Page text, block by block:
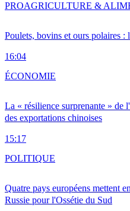
Poulets, bovins et ours polaires :
16:04
PROAGRICULTURE &
La « résilience surprenante » de
des exportations chinoises
15:17
ÉCONOMIE
Quatre pays européens mettent
Russie pour l'Ossétie du Sud
POLITIQUE